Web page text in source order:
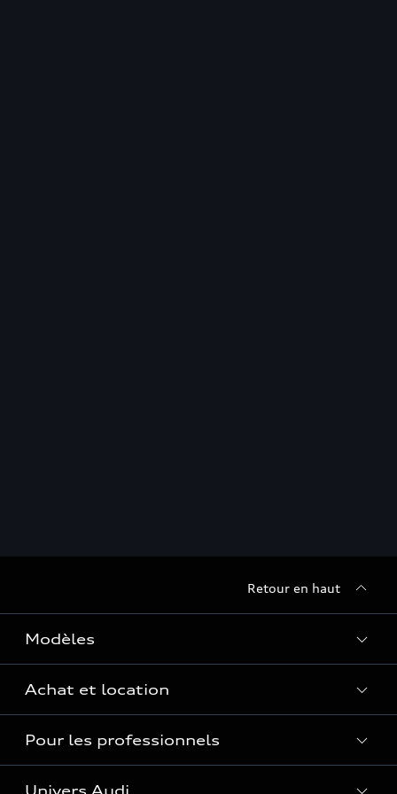
Retour en haut
Modèles
Voir les modèles
Achat et location
Réservation et option d'achat
Financer mon Audi
Pour les professionnels
Univers Audi